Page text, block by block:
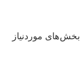
بخش‌های موردنیاز